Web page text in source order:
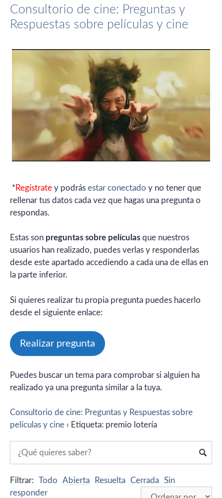
Consultorio de cine: Preguntas y
Respuestas sobre películas y cine
* Regístrate y podrás estar conectado y no tener que
rellenar tus datos cada vez que hagas una pregunta o
respondas.
Estas son preguntas sobre películas que nuestros
usuarios han realizado, puedes verlas y responderlas
desde este apartado accediendo a cada una de ellas en
la parte inferior.
Si quieres realizar tu propia pregunta puedes hacerlo
desde el siguiente enlace:
Realizar pregunta
Puedes buscar un tema para comprobar si alguien ha
realizado ya una pregunta similar a la tuya.
Consultorio de cine: Preguntas y Respuestas sobre
películas y cine › Etiqueta: premio lotería
Filtrar: Todo Abierta Resuelta Cerrada Sin
responder